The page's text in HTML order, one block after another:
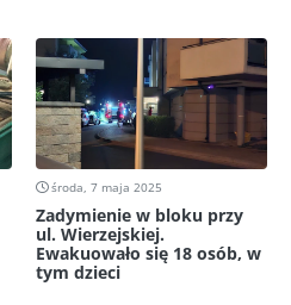
środa, 7 maja 2025
Zadymienie w bloku przy
ul. Wierzejskiej.
Ewakuowało się 18 osób, w
tym dzieci